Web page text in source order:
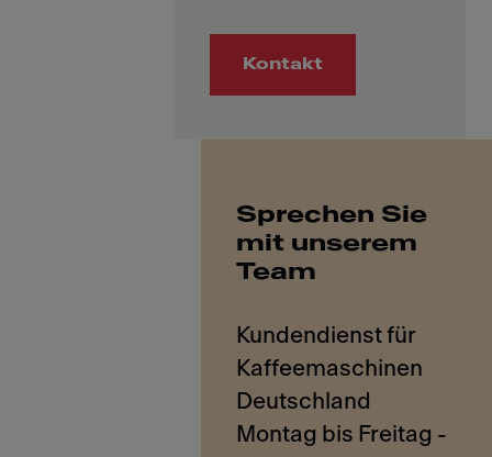
Kontakt
Sprechen Sie
mit unserem
Team
Kundendienst für
Kaffeemaschinen
Deutschland
Montag bis Freitag -